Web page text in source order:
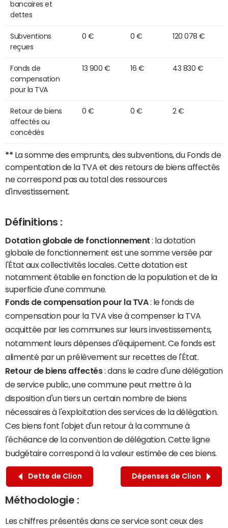
bancaires et
dettes
Subventions
reçues
0 € 0 € 120 078 €
Fonds de
compensation
pour la TVA
13 900 € 16 € 43 830 €
Retour de biens
affectés ou
concédés
0 € 0 € 2 €
** La somme des emprunts, des subventions, du Fonds de
compentation de la TVA et des retours de biens affectés
ne correspond pas au total des ressources
d'investissement.
Définitions :
Dotation globale de fonctionnement : la dotation
globale de fonctionnement est une somme versée par
l'État aux collectivités locales. Cette dotation est
notamment établie en fonction de la population et de la
superficie d'une commune.
Fonds de compensation pour la TVA: le fonds de
compensation pour la TVA vise à compenser la TVA
acquittée par les communes sur leurs investissements,
notamment leurs dépenses d'équipement. Ce fonds est
alimenté par un prélèvement sur recettes de l'État.
Retour de biens affectés: dans le cadre d'une délégation
de service public, une commune peut mettre à la
disposition d'un tiers un certain nombre de biens
nécessaires à l'exploitation des services de la délégation.
Ces biens font l'objet d'un retour à la commune à
l'échéance de la convention de délégation. Cette ligne
budgétaire correspond à la valeur estimée de ces biens.
Dette de Clion Dépenses de Clion
Méthodologie :
Les chiffres présentés dans ce service sont ceux des